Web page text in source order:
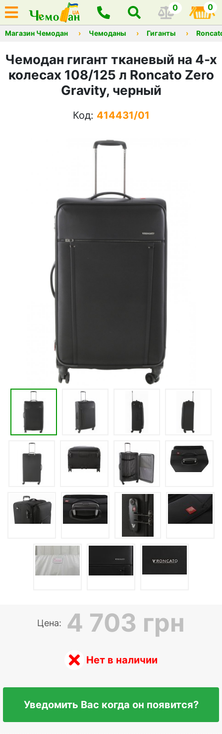
0 0
Магазин Чемодан Чемоданы Гиганты
Чемодан гигант тканевый на 4-х
колесах 108/125 л Roncato Zero
Gravity, черный
Код: 414431/01
Цена: 4 703 грн
Нет в наличии
Уведомить Вас когда он появится?